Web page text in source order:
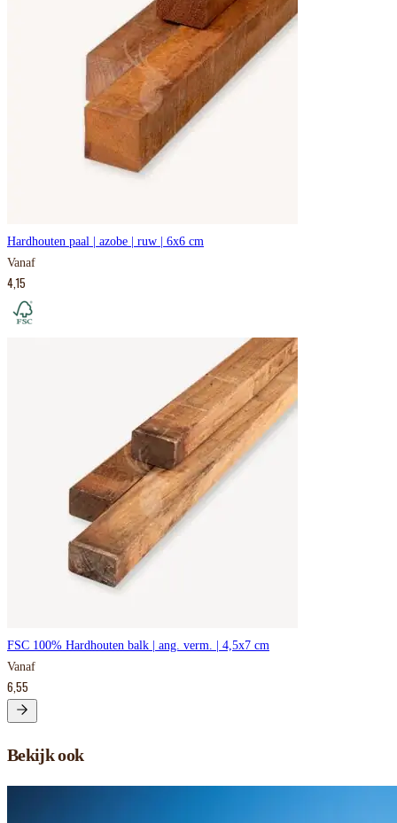
Hardhouten paal | azobe | ruw | 6x6 cm
Vanaf
4,15
FSC 100% Hardhouten balk | ang. verm. | 4,5x7 cm
Vanaf
6,55
Bekijk ook